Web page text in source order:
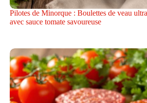
Pilotes de Minorque : Boulettes de veau
avec sauce tomate savoureuse